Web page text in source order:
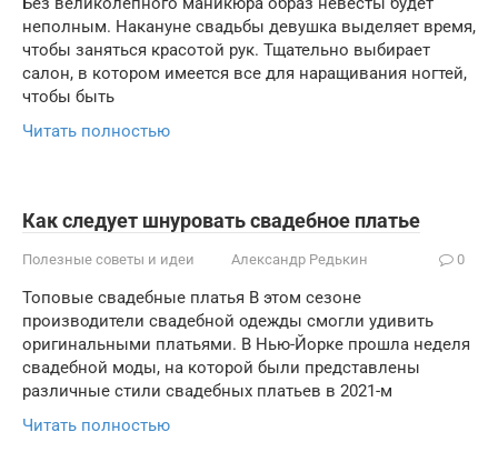
неполным. Накануне свадьбы девушка выделяет время,
чтобы заняться красотой рук. Тщательно выбирает
салон, в котором имеется все для наращивания ногтей,
чтобы быть
Читать полностью
Как следует шнуровать свадебное платье
Полезные советы и идеи Александр Редькин 0
Топовые свадебные платья В этом сезоне
производители свадебной одежды смогли удивить
оригинальными платьями. В Нью-Йорке прошла неделя
свадебной моды, на которой были представлены
различные стили свадебных платьев в 2021-м
Читать полностью